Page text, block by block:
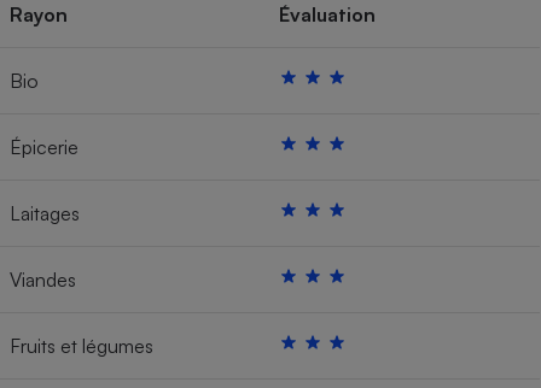
Rayon Évaluation
Bio
Épicerie
Laitages
Viandes
Fruits et légumes